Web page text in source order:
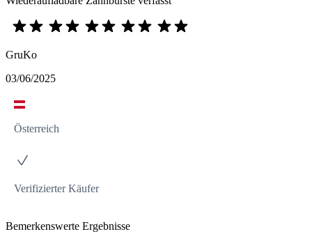
GruKo
03/06/2025
Österreich
Verifizierter Käufer
Bemerkenswerte Ergebnisse